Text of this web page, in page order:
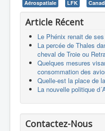
Aérospatiale
LFK
Article Récent
Le Phénix renait de
La percée de Thales
cheval de Troie ou
Quelques mesures
consommation des
Quelle-est la place de
La nouvelle politique
Contactez-Nous